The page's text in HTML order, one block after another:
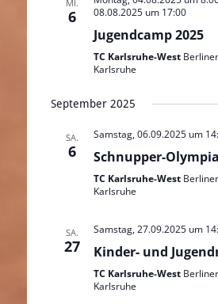
MI.
6
08.08.2025 um 17:00
Jugendcamp 2025
TC Karlsruhe-West
Karlsruhe
September 2025
SA.
6
Samstag, 06.09.2025 um
Schnupper-
TC Karlsruhe-West
Karlsruhe
SA.
27
Samstag, 27.09.2025 um
Kinder- und
TC Karlsruhe-West
Karlsruhe